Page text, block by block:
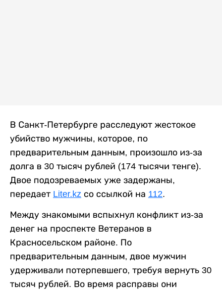
В Санкт-Петербурге расследуют жестокое
убийство мужчины, которое, по
предварительным данным, произошло из-за
долга в 30 тысяч рублей (174 тысячи тенге).
Двое подозреваемых уже задержаны,
передает Liter.kz со ссылкой на 112.
Между знакомыми вспыхнул конфликт из-за
денег на проспекте Ветеранов в
Красносельском районе. По
предварительным данным, двое мужчин
удерживали потерпевшего, требуя вернуть 30
тысяч рублей. Во время расправы они